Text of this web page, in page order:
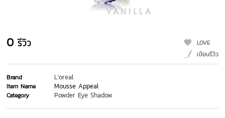
0 รีวิว
LOVE
เขียนรีวิว
Brand L'oreal
Item Name Mousse Appeal
Category Powder Eye Shadow